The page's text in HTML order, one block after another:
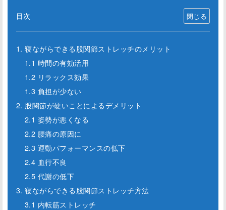
目次
1. 寝ながらできる股関節ストレッチのメリット
1.1 時間の有効活用
1.2 リラックス効果
1.3 負担が少ない
2. 股関節が硬いことによるデメリット
2.1 姿勢が悪くなる
2.2 腰痛の原因に
2.3 運動パフォーマンスの低下
2.4 血行不良
2.5 代謝の低下
3. 寝ながらできる股関節ストレッチ方法
3.1 内転筋ストレッチ